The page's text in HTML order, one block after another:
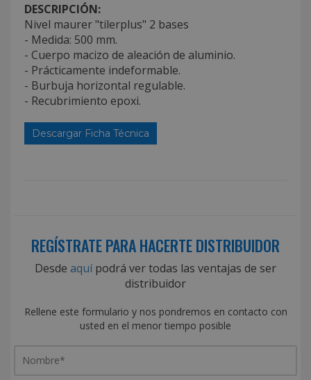
DESCRIPCIÓN:
Nivel maurer "tilerplus" 2 bases
- Medida: 500 mm.
- Cuerpo macizo de aleación de aluminio.
- Prácticamente indeformable.
- Burbuja horizontal regulable.
- Recubrimiento epoxi.
Descargar Ficha Técnica
REGÍSTRATE PARA HACERTE DISTRIBUIDOR
Desde aquípodrá ver todas las ventajas de ser
distribuidor
Rellene este formulario y nos pondremos en contacto con
usted en el menor tiempo posible